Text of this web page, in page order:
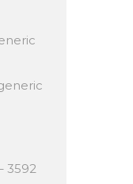
3592